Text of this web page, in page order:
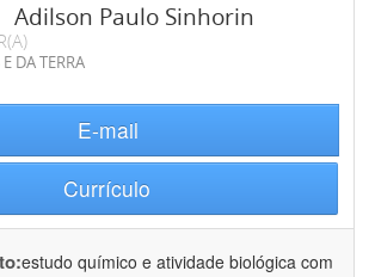
Adilson Paulo Sinhorin
DA TERRA
E-mail
Currículo
estudo químico e atividade biológica com